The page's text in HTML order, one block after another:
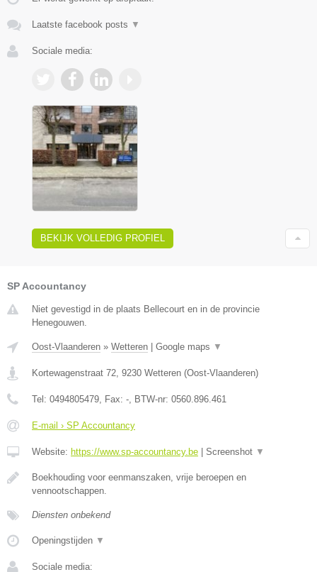
Laatste facebook posts ▼
Sociale media:
BEKIJK VOLLEDIG PROFIEL
SP Accountancy
Niet gevestigd in de plaats Bellecourt en in de provincie
Henegouwen.
Oost-Vlaanderen » Wetteren Google maps ▼
Kortewagenstraat 72, 9230 Wetteren (Oost-Vlaanderen)
Tel: 0494805479, Fax: -, BTW-nr: 0560.896.461
E-mail › SP Accountancy
Website: https://www.sp-accountancy.be Screenshot ▼
Boekhouding voor eenmanszaken, vrije beroepen en
vennootschappen.
Diensten onbekend
Openingstijden ▼
Sociale media: